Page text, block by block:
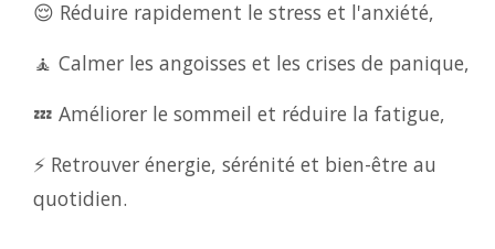
😌 Réduire rapidement le stress et l'anxiété,
🧘 Calmer les angoisses et les crises de panique,
💤 Améliorer le sommeil et réduire la fatigue,
⚡ Retrouver énergie, sérénité et bien-être au
quotidien.